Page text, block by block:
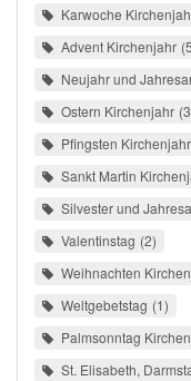
Karwoche
Advent Kirchenjahr 5
Neujahr und
Ostern Kirchenjahr 3
Pfingsten Kirchenjahr
Sankt Martin
Silvester und
Valentinstag 2
Weihnachten
Weltgebetstag 1
Palmsonntag
St. Elisabeth,